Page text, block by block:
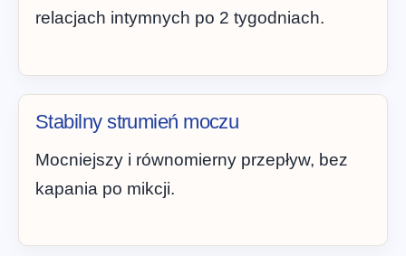
relacjach intymnych po 2 tygodniach.
Stabilny strumień moczu
Mocniejszy i równomierny przepływ, bez
kapania po mikcji.